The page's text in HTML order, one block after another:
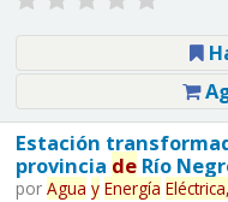
Estación
provincia deRío
por Agua y Energía Eléctrica,